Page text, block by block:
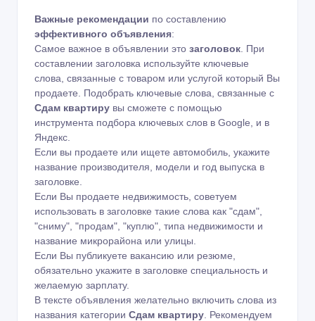
Важные рекомендации по составлению
эффективного объявления:
Самое важное в объявлении это заголовок . При
составлении заголовка используйте ключевые
слова, связанные с товаром или услугой который Вы
продаете. Подобрать ключевые слова, связанные с
Сдам квартиру вы сможете с помощью
инструмента подбора ключевых слов в Google
и в
Яндекс
Если вы продаете или ищете автомобиль, укажите
название производителя, модели и год выпуска в
заголовке.
Если Вы продаете недвижимость, советуем
использовать в заголовке такие слова как "сдам",
"сниму", "продам", "куплю", типа недвижимости и
название микрорайона или улицы.
Если Вы публикуете вакансию или резюме,
обязательно укажите в заголовке специальность и
желаемую зарплату.
В тексте объявления желательно включить слова из
названия категории Сдам квартиру . Рекомендуем